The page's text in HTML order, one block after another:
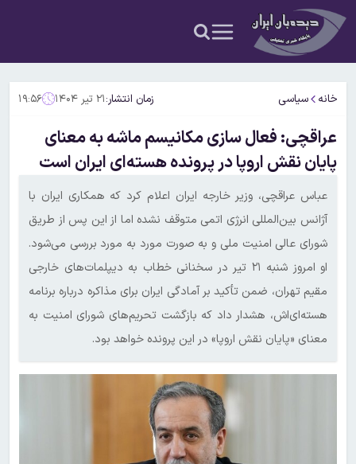
خانه سیاسی زمان انتشار:۲۱ تیر ۱۴۰۴ ۱۹:۵۶
عراقچی: فعال سازی مکانیسم ماشه به معنای
پایان نقش اروپا در پرونده هسته‌ای ایران است
عباس عراقچی، وزیر خارجه ایران اعلام کرد که همکاری ایران با
آژانس بین‌المللی انرژی اتمی متوقف نشده اما از این پس از طریق
شورای عالی امنیت ملی و به صورت مورد به مورد بررسی می‌شود.
او امروز شنبه ۲۱ تیر در سخنانی خطاب به دیپلمات‌های خارجی
مقیم تهران، ضمن تأکید بر آمادگی ایران برای مذاکره درباره برنامه
هسته‌ای‌اش، هشدار داد که بازگشت تحریم‌های شورای امنیت به
معنای «پایان نقش اروپا» در این پرونده خواهد بود.